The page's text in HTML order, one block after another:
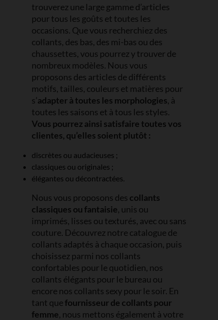
trouverez une large gamme d’articles
pour tous les goûts et toutes les
occasions. Que vous recherchiez des
collants, des bas, des mi-bas ou des
chaussettes, vous pourrez y trouver de
nombreux modèles. Nous vous
proposons des articles de différents
motifs, tailles, couleurs et matières pour
s’adapter à toutes les morphologies, à
toutes les saisons et à tous les styles.
Vous pourrez ainsi satisfaire toutes vos
clientes, qu’elles soient plutôt :
discrètes ou audacieuses ;
classiques ou originales ;
élégantes ou décontractées.
Nous vous proposons des collants
classiques ou fantaisie, unis ou
imprimés, lisses ou texturés, avec ou sans
couture. Découvrez notre catalogue de
collants adaptés à chaque occasion, puis
choisissez parmi nos collants
confortables pour le quotidien, nos
collants élégants pour le bureau ou
encore nos collants sexy pour le soir. En
tant quefournisseur de collants pour
femme, nous mettons également à votre